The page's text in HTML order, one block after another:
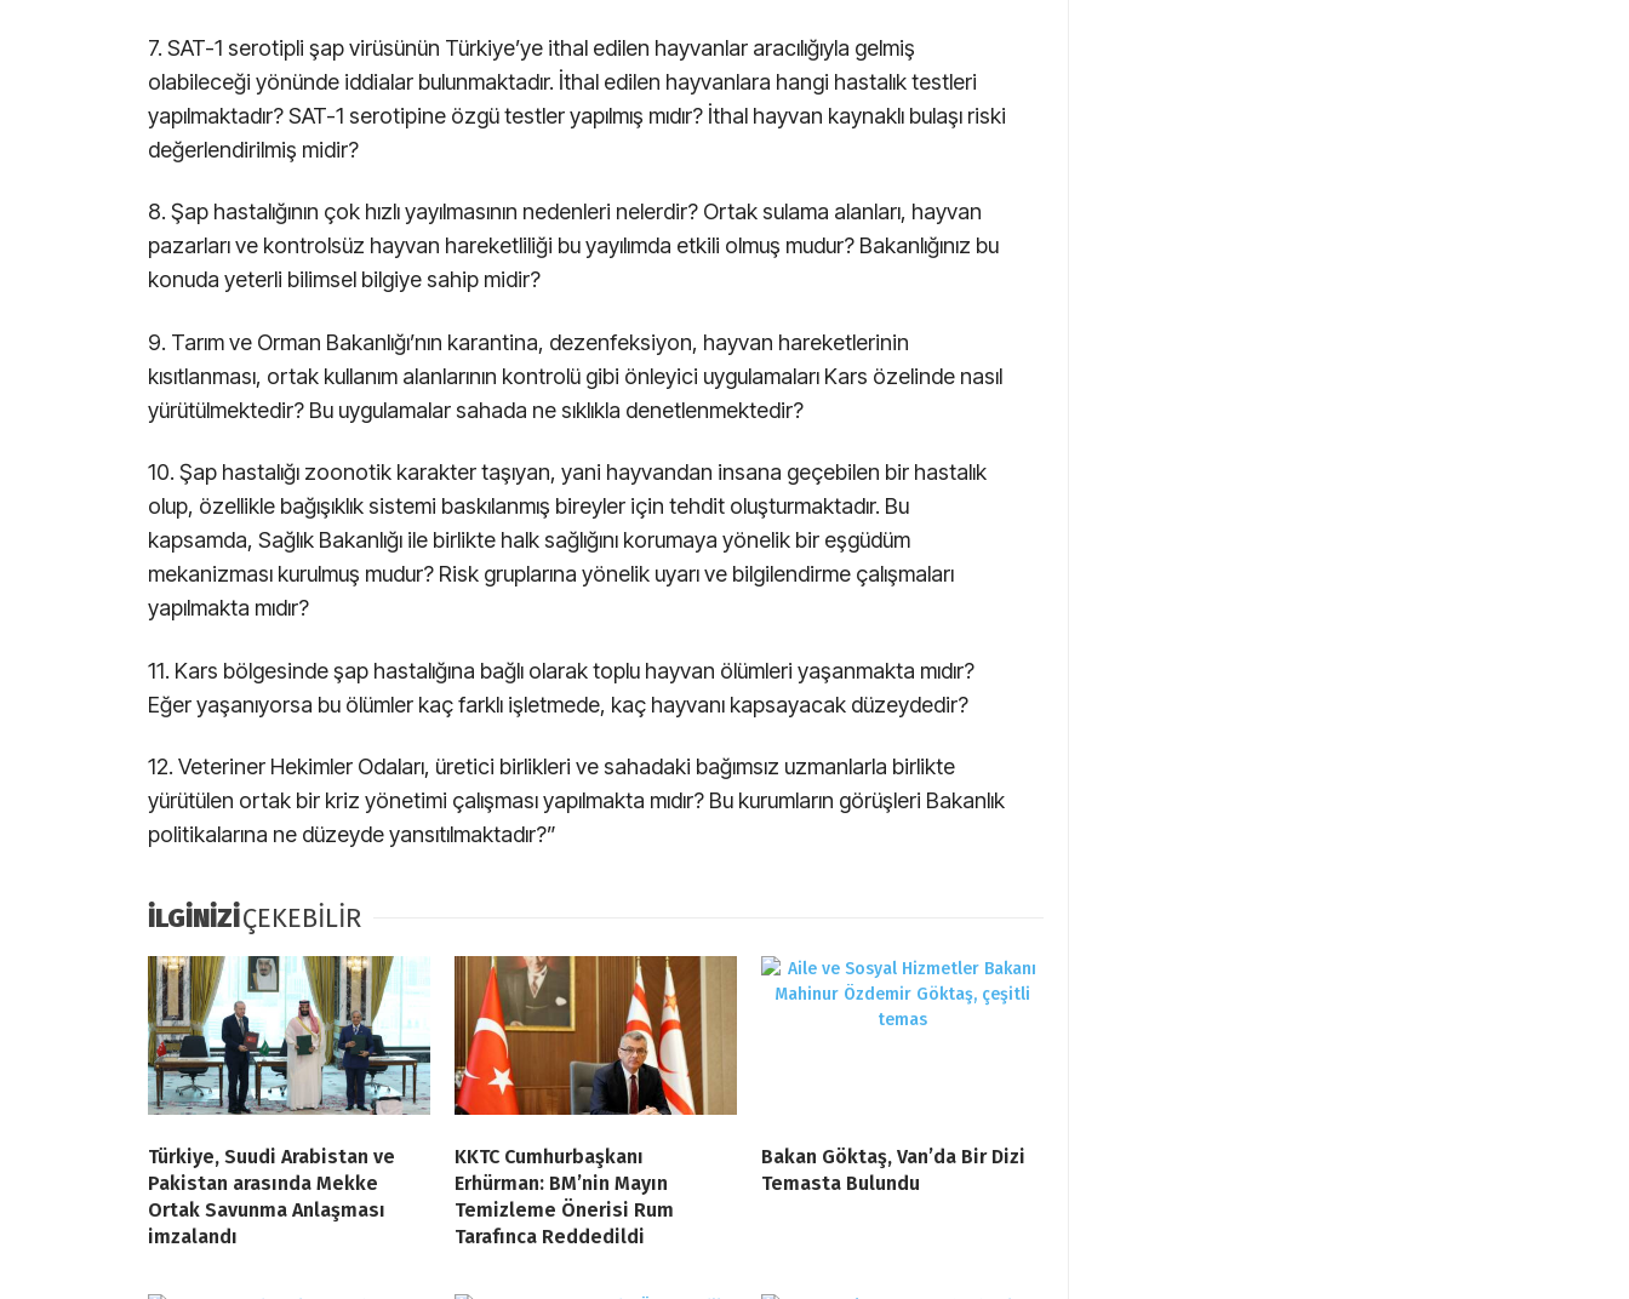
7. SAT-1 serotipli şap virüsünün Türkiye’ye ithal edilen hayvanlar aracılığıyla gelmiş
olabileceği yönünde iddialar bulunmaktadır. İthal edilen hayvanlara hangi hastalık testleri
yapılmaktadır? SAT-1 serotipine özgü testler yapılmış mıdır? İthal hayvan kaynaklı bulaşı riski
değerlendirilmiş midir?
8. Şap hastalığının çok hızlı yayılmasının nedenleri nelerdir? Ortak sulama alanları, hayvan
pazarları ve kontrolsüz hayvan hareketliliği bu yayılımda etkili olmuş mudur? Bakanlığınız bu
konuda yeterli bilimsel bilgiye sahip midir?
9. Tarım ve Orman Bakanlığı’nın karantina, dezenfeksiyon, hayvan hareketlerinin
kısıtlanması, ortak kullanım alanlarının kontrolü gibi önleyici uygulamaları Kars özelinde nasıl
yürütülmektedir? Bu uygulamalar sahada ne sıklıkla denetlenmektedir?
10. Şap hastalığı zoonotik karakter taşıyan, yani hayvandan insana geçebilen bir hastalık
olup, özellikle bağışıklık sistemi baskılanmış bireyler için tehdit oluşturmaktadır. Bu
kapsamda, Sağlık Bakanlığı ile birlikte halk sağlığını korumaya yönelik bir eşgüdüm
mekanizması kurulmuş mudur? Risk gruplarına yönelik uyarı ve bilgilendirme çalışmaları
yapılmakta mıdır?
11. Kars bölgesinde şap hastalığına bağlı olarak toplu hayvan ölümleri yaşanmakta mıdır?
Eğer yaşanıyorsa bu ölümler kaç farklı işletmede, kaç hayvanı kapsayacak düzeydedir?
12. Veteriner Hekimler Odaları, üretici birlikleri ve sahadaki bağımsız uzmanlarla birlikte
yürütülen ortak bir kriz yönetimi çalışması yapılmakta mıdır? Bu kurumların görüşleri Bakanlık
politikalarına ne düzeyde yansıtılmaktadır?”
İLGİNİZİÇEKEBİLİR
Türkiye, Suudi Arabistan ve
Pakistan arasında Mekke
Ortak Savunma Anlaşması
imzalandı
KKTC Cumhurbaşkanı
Erhürman: BM’nin Mayın
Temizleme Önerisi Rum
Tarafınca Reddedildi
Bakan Göktaş, Van’da Bir Dizi
Temasta Bulundu